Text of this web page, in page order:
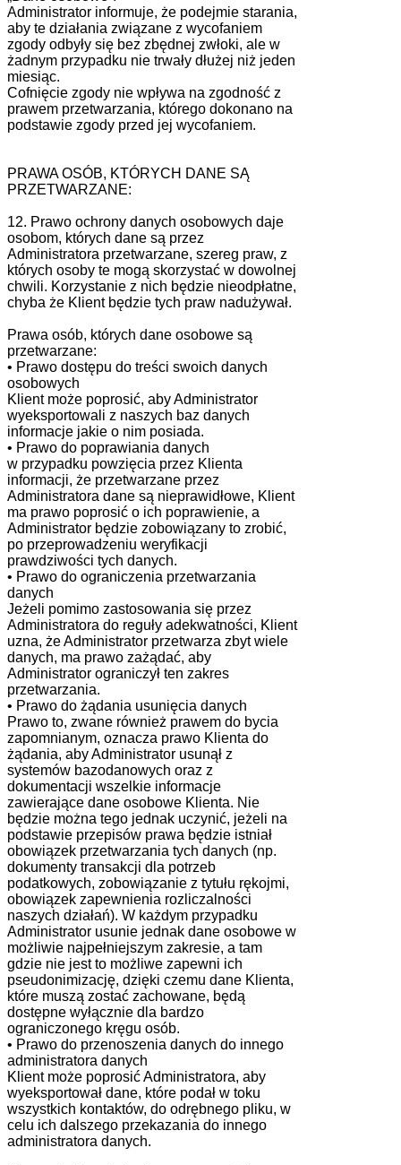
Administrator informuje, że podejmie starania,
aby te działania związane z wycofaniem
zgody odbyły się bez zbędnej zwłoki, ale w
żadnym przypadku nie trwały dłużej niż jeden
miesiąc.
Cofnięcie zgody nie wpływa na zgodność z
prawem przetwarzania, którego dokonano na
podstawie zgody przed jej wycofaniem.
PRAWA OSÓB, KTÓRYCH DANE SĄ
PRZETWARZANE:
12. Prawo ochrony danych osobowych daje
osobom, których dane są przez
Administratora przetwarzane, szereg praw, z
których osoby te mogą skorzystać w dowolnej
chwili. Korzystanie z nich będzie nieodpłatne,
chyba że Klient będzie tych praw nadużywał.
Prawa osób, których dane osobowe są
przetwarzane:
• Prawo dostępu do treści swoich danych
osobowych
Klient może poprosić, aby Administrator
wyeksportowali z naszych baz danych
informacje jakie o nim posiada.
• Prawo do poprawiania danych
w przypadku powzięcia przez Klienta
informacji, że przetwarzane przez
Administratora dane są nieprawidłowe, Klient
ma prawo poprosić o ich poprawienie, a
Administrator będzie zobowiązany to zrobić,
po przeprowadzeniu weryfikacji
prawdziwości tych danych.
• Prawo do ograniczenia przetwarzania
danych
Jeżeli pomimo zastosowania się przez
Administratora do reguły adekwatności, Klient
uzna, że Administrator przetwarza zbyt wiele
danych, ma prawo zażądać, aby
Administrator ograniczył ten zakres
przetwarzania.
• Prawo do żądania usunięcia danych
Prawo to, zwane również prawem do bycia
zapomnianym, oznacza prawo Klienta do
żądania, aby Administrator usunął z
systemów bazodanowych oraz z
dokumentacji wszelkie informacje
zawierające dane osobowe Klienta. Nie
będzie można tego jednak uczynić, jeżeli na
podstawie przepisów prawa będzie istniał
obowiązek przetwarzania tych danych (np.
dokumenty transakcji dla potrzeb
podatkowych, zobowiązanie z tytułu rękojmi,
obowiązek zapewnienia rozliczalności
naszych działań). W każdym przypadku
Administrator usunie jednak dane osobowe w
możliwie najpełniejszym zakresie, a tam
gdzie nie jest to możliwe zapewni ich
pseudonimizację, dzięki czemu dane Klienta,
które muszą zostać zachowane, będą
dostępne wyłącznie dla bardzo
ograniczonego kręgu osób.
• Prawo do przenoszenia danych do innego
administratora danych
Klient może poprosić Administratora, aby
wyeksportował dane, które podał w toku
wszystkich kontaktów, do odrębnego pliku, w
celu ich dalszego przekazania do innego
administratora danych.